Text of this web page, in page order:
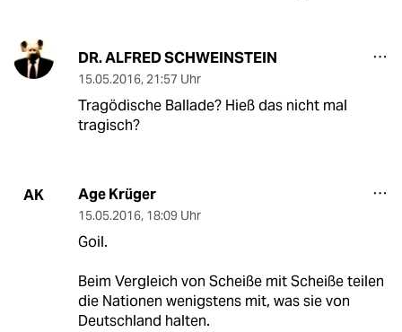
DR. ALFRED SCHWEINSTEIN
15.05.2016, 21:57 Uhr
Tragödische Ballade? Hieß das nicht mal
tragisch?
AK Age Krüger
15.05.2016, 18:09 Uhr
Goil.
Beim Vergleich von Scheiße mit Scheiße teilen
die Nationen wenigstens mit, was sie von
Deutschland halten.